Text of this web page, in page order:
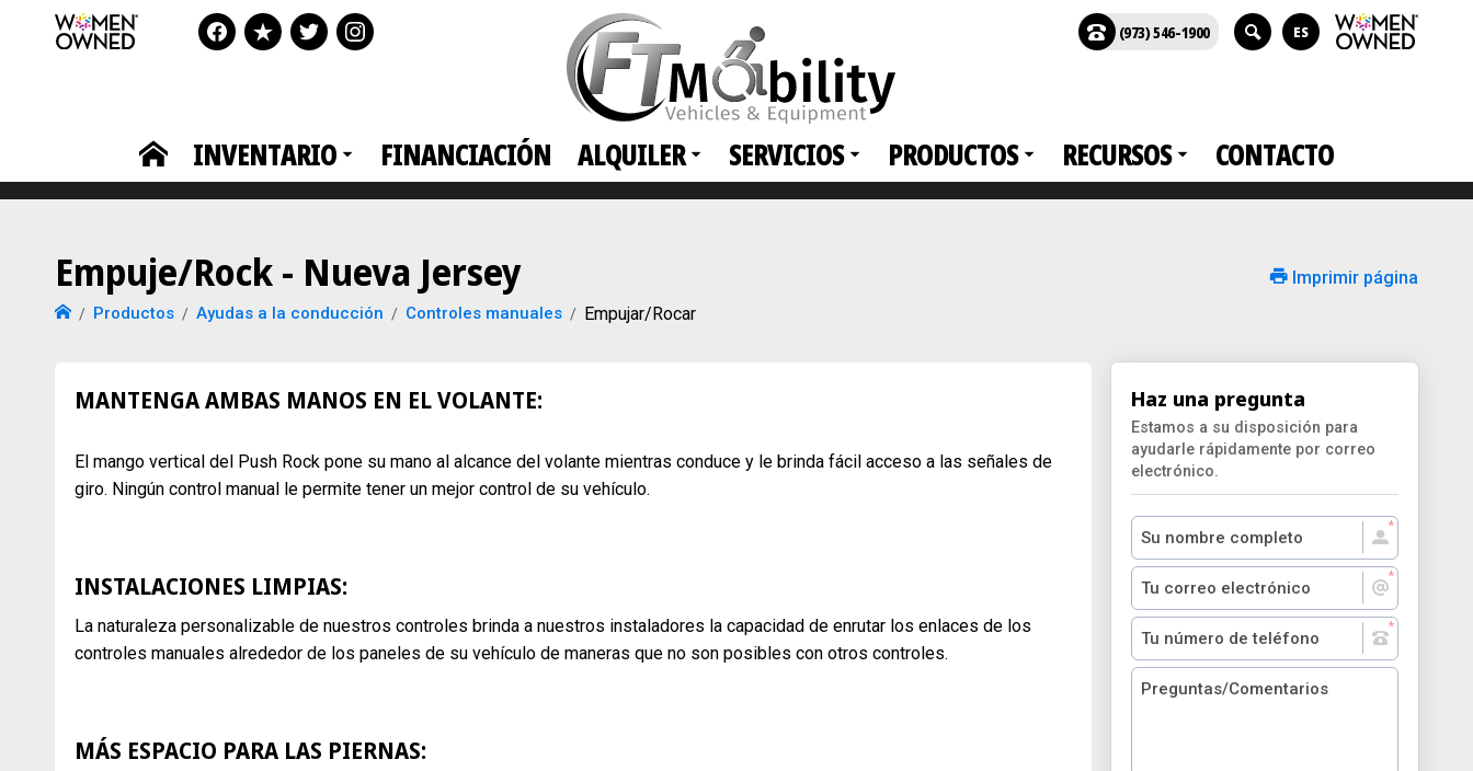
INVENTARIO FINANCIACIÓN ALQUILER SERVICIOS PRODUCTOS RECURSOS CONTACTO
(973) 546-1900 ES
Empuje/Rock - Nueva Jersey
Productos Ayudas a la conducción Controles manuales Empujar/Rocar
Imprimir página
MANTENGA AMBAS MANOS EN EL VOLANTE:
El mango vertical del Push Rock pone su mano al alcance del volante mientras conduce y le brinda fácil acceso a las señales de
giro. Ningún control manual le permite tener un mejor control de su vehículo.
INSTALACIONES LIMPIAS:
La naturaleza personalizable de nuestros controles brinda a nuestros instaladores la capacidad de enrutar los enlaces de los
controles manuales alrededor de los paneles de su vehículo de maneras que no son posibles con otros controles.
MÁS ESPACIO PARA LAS PIERNAS:
Haz una pregunta
Estamos a su disposición para
ayudarle rápidamente por correo
electrónico.